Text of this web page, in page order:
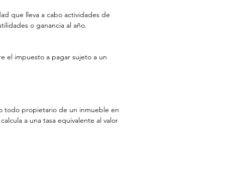
que lleva a cabo actividades de
o ganancia al año.
el impuesto a pagar sujeto a un
todo propietario de un inmueble en
a una tasa equivalente al valor